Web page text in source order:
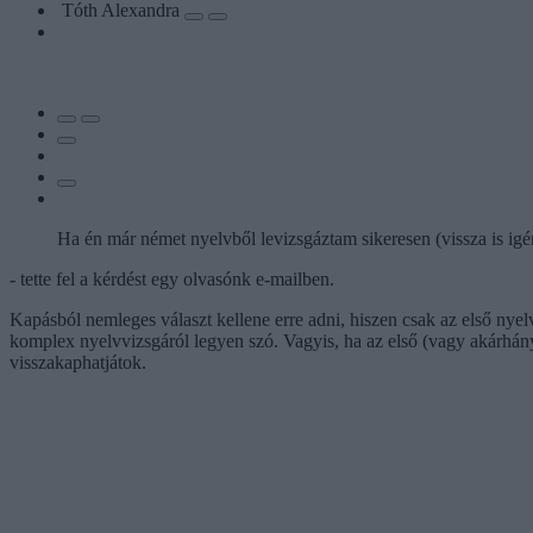
Tóth Alexandra
Ha én már német nyelvből levizsgáztam sikeresen (vissza is
- tette fel a kérdést egy olvasónk e-mailben.
Kapásból nemleges választ kellene erre adni, hiszen csak az első
komplex nyelvvizsgáról legyen szó. Vagyis, ha az első (vagy
visszakaphatjátok.